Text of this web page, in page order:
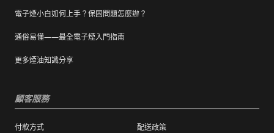
電子煙小白如何上手？保固問題怎麼辦？
通俗易懂——最全電子煙入門指南
更多煙油知識分享
顧客服務
付款方式 配送政策